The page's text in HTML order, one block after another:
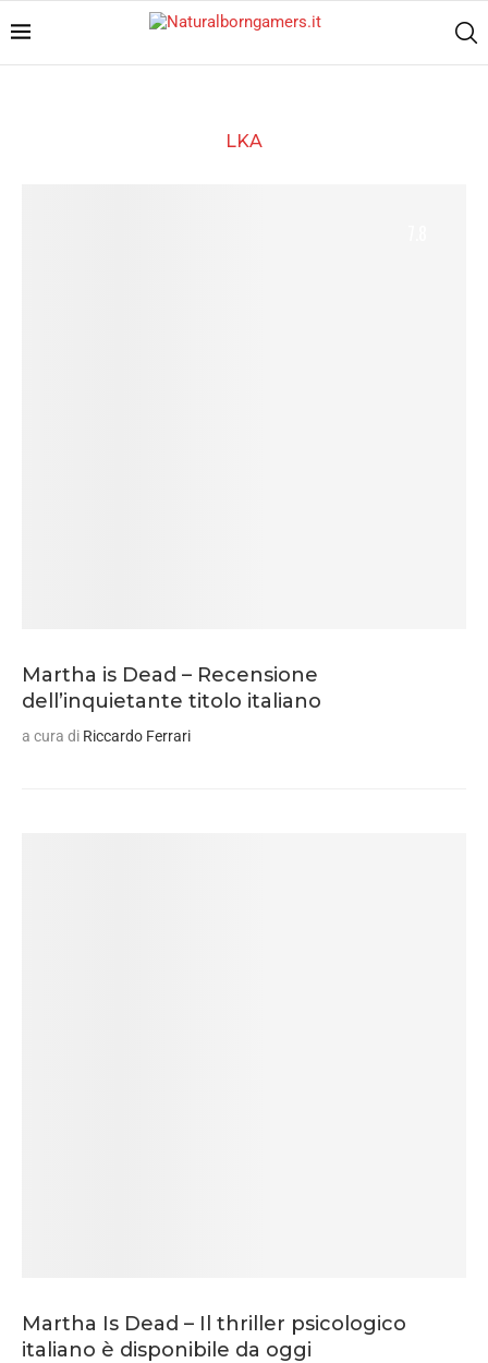
LKA
Martha is Dead – Recensione
dell’inquietante titolo italiano
a cura di Riccardo Ferrari
Martha Is Dead – Il thriller psicologico
italiano è disponibile da oggi